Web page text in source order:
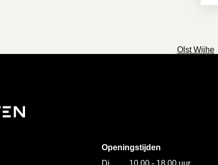
Olst Wijhe
Openingstijden
Di
10.00 - 18.00 uur